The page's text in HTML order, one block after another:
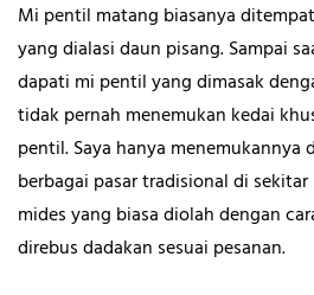
Mi pentil matang biasanya
yang dialasi daun pisang. Sampai
dapati mi pentil yang dimasak
tidak pernah menemukan kedai
pentil. Saya hanya menemukannya
berbagai pasar tradisional di
mides yang biasa diolah dengan
direbus dadakan sesuai pesanan.